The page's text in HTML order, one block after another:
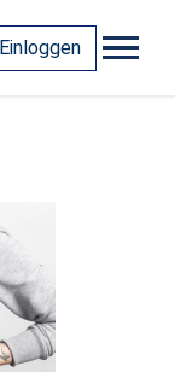
Einloggen